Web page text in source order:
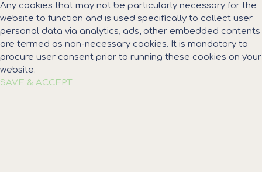
Any cookies that may not be particularly necessary for the
website to function and is used specifically to collect user
personal data via analytics, ads, other embedded contents
are termed as non-necessary cookies. It is mandatory to
procure user consent prior to running these cookies on your
website.
SAVE & ACCEPT